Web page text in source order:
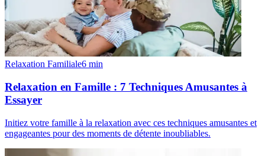
Relaxation Familiale6 min
Relaxation en Famille : 7 Techniques Amusantes à
Essayer
Initiez votre famille à la relaxation avec ces techniques amusantes et
engageantes pour des moments de détente inoubliables.